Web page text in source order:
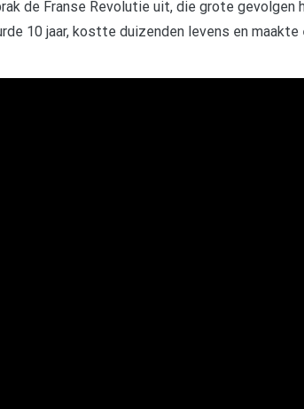
de Franse Revolutie uit, die grote gevolgen
10 jaar, kostte duizenden levens en maakte